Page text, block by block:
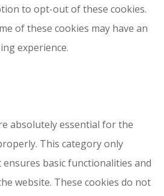
to opt-out of these cookies.
of these cookies may have an
experience.
absolutely essential for the
This category only
basic functionalities and
website. These cookies do not